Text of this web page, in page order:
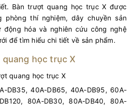
Bàn trượt quang học trục X được
phòng thí nghiệm, dây chuyền sản
hóa và nghiên cứu công nghệ
để tìm hiểu chi tiết về sản phẩm.
học trục X
quang học trục X
DB35, 40A-DB65, 40A-DB95, 60A-
80A-DB30, 80A-DB40, 80A-